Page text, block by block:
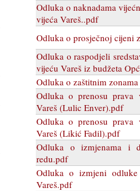
Odluka o naknadama
vijeća Vareš..pdf
Odluka o prosječnoj cijeni
Odluka o raspodjeli
vijeću Vareš iz budžeta
Odluka o zaštitnim
Odluka o prenosu prava
Vareš (Lulic Enver).pdf
Odluka o prenosu prava
Vareš (Likić Fadil).pdf
Odluka o izmjenama i
redu.pdf
Odluka o izmjeni
Vareš.pdf